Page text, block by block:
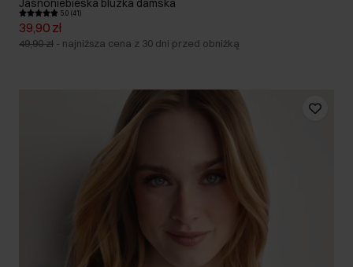
Jasnoniebieska bluzka damska
5.0 (41)
39,90 zł
49,90 zł - najniższa cena z 30 dni przed obniżką